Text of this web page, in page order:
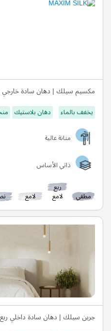
مكسيم سيلك | دهان سادة خارجي
يخفف بالماء دهان بلاستيك
متانة عالية
ذاتي الأساس
مطفي
ربع
لامع لامع
جرين سيلك | دهان سادة داخلي